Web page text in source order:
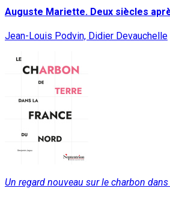
Auguste Mariette. Deux siècles
Jean-Louis Podvin, Didier Devauchelle
Un regard nouveau sur le charbon